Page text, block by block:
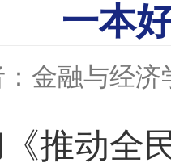
一本
金融与经济
推动全